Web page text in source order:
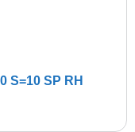
S=10 SP RH